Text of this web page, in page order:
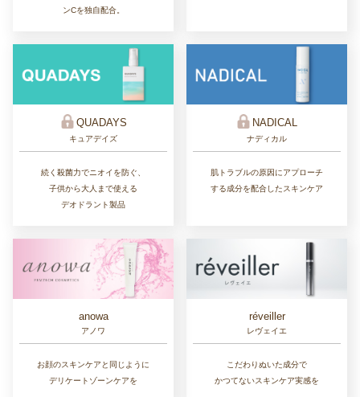
ンCを独自配合。
QUADAYS
キュアデイズ
続く殺菌力でニオイを防ぐ、
子供から大人まで使える
デオドラント製品
NADICAL
ナディカル
肌トラブルの原因にアプローチ
する成分を配合したスキンケア
anowa
アノワ
お顔のスキンケアと同じように
デリケートゾーンケアを
réveiller
レヴェイエ
こだわりぬいた成分で
かつてないスキンケア実感を